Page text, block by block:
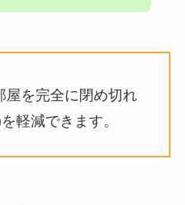
屋を完全に閉め切れ
軽減できます。